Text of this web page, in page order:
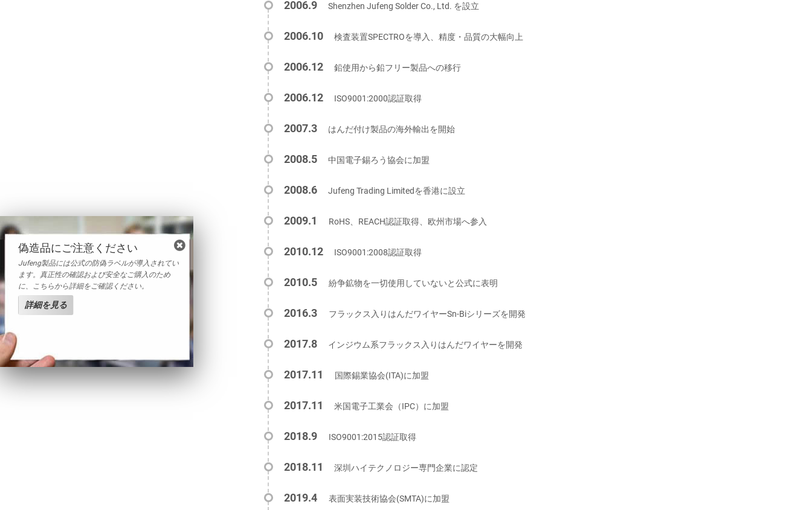
2006.9 Shenzhen Jufeng Solder Co., Ltd. を設立
2006.10 検査装置SPECTROを導入、精度・品質の大幅向上
2006.12 鉛使用から鉛フリー製品への移行
2006.12 ISO9001:2000認証取得
2007.3 はんだ付け製品の海外輸出を開始
2008.5 中国電子錫ろう協会に加盟
2008.6 Jufeng Trading Limitedを香港に設立
2009.1 RoHS、REACH認証取得、欧州市場へ参入
2010.12 ISO9001:2008認証取得
2010.5 紛争鉱物を一切使用していないと公式に表明
2016.3 フラックス入りはんだワイヤーSn-Biシリーズを開発
2017.8 インジウム系フラックス入りはんだワイヤーを開発
2017.11 国際錫業協会(ITA)に加盟
2017.11 米国電子工業会（IPC）に加盟
2018.9 ISO9001:2015認証取得
2018.11 深圳ハイテクノロジー専門企業に認定
2019.4 表面実装技術協会(SMTA)に加盟
偽造品にご注意ください
Jufeng製品には公式の防偽ラベルが導入されてい
ます。真正性の確認および安全なご購入のため
に、こちらから詳細をご確認ください。
詳細を見る